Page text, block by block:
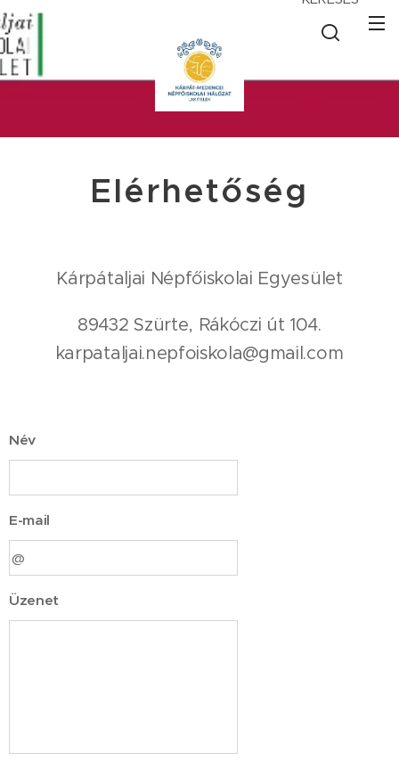
Elérhetőség
Kárpátaljai Népfőiskolai Egyesület
89432 Szürte, Rákóczi út 104.
karpataljai.nepfoiskola@gmail.com
Név
E-mail
Üzenet